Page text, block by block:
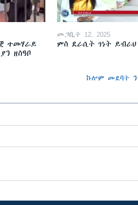
ተመሃራይ
ዘስዓቦ
መጋቢት 12, 2025
ምስ ደራሲት ገነት ይብራህ
ኩሎም መደባት